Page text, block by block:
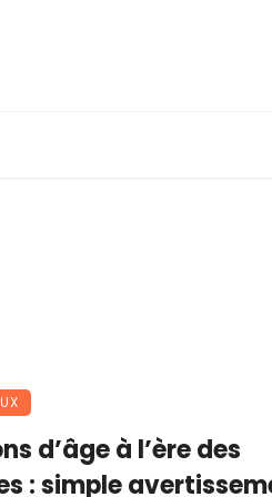
d’âge à l’ère des
: simple